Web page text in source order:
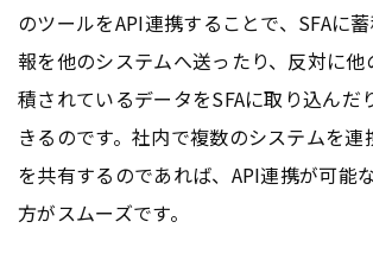
のツールをAPI連携することで、SFAに
報を他のシステムへ送ったり、反対に他
積されているデータをSFAに取り込んだ
きるのです。社内で複数のシステムを連
を共有するのであれば、API連携が可能
方がスムーズです。